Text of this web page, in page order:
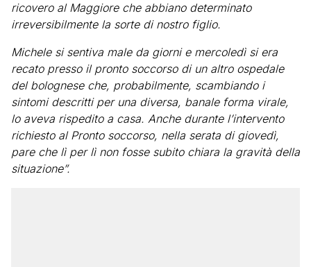
ricovero al Maggiore che abbiano determinato
irreversibilmente la sorte di nostro figlio.
Michele si sentiva male da giorni e mercoledì si era
recato presso il pronto soccorso di un altro ospedale
del bolognese che, probabilmente, scambiando i
sintomi descritti per una diversa, banale forma virale,
lo aveva rispedito a casa. Anche durante l’intervento
richiesto al Pronto soccorso, nella serata di giovedì,
pare che lì per lì non fosse subito chiara la gravità della
situazione”.